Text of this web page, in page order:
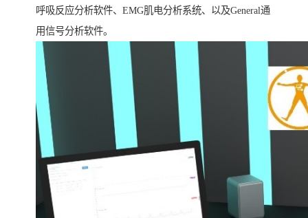
呼吸反应分析软件、EMG肌电分析系统、以及General通
用信号分析软件。